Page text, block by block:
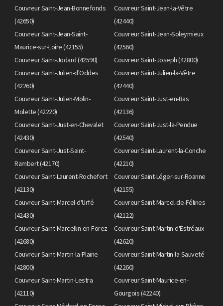
Couvreur Saint-Jean-Bonnefonds
(42650)
Couvreur Saint-Jean-la-Vêtre
(42440)
Couvreur Saint-Jean-Saint-
Maurice-sur-Loire (42155)
Couvreur Saint-Jean-Soleymieux
(42560)
Couvreur Saint-Jodard (42590)
Couvreur Saint-Joseph (42800)
Couvreur Saint-Julien-d'Oddes
(42260)
Couvreur Saint-Julien-la-Vêtre
(42440)
Couvreur Saint-Julien-Molin-
Molette (42220)
Couvreur Saint-Just-en-Bas
(42136)
Couvreur Saint-Just-en-Chevalet
(42430)
Couvreur Saint-Just-la-Pendue
(42540)
Couvreur Saint-Just-Saint-
Rambert (42170)
Couvreur Saint-Laurent-la-Conche
(42210)
Couvreur Saint-Laurent-Rochefort
(42130)
Couvreur Saint-Léger-sur-Roanne
(42155)
Couvreur Saint-Marcel-d'Urfé
(42430)
Couvreur Saint-Marcel-de-Félines
(42122)
Couvreur Saint-Marcellin-en-Forez
(42680)
Couvreur Saint-Martin-d'Estréaux
(42620)
Couvreur Saint-Martin-la-Plaine
(42800)
Couvreur Saint-Martin-la-Sauveté
(42260)
Couvreur Saint-Martin-Lestra
(42110)
Couvreur Saint-Maurice-en-
Gourgois (42240)